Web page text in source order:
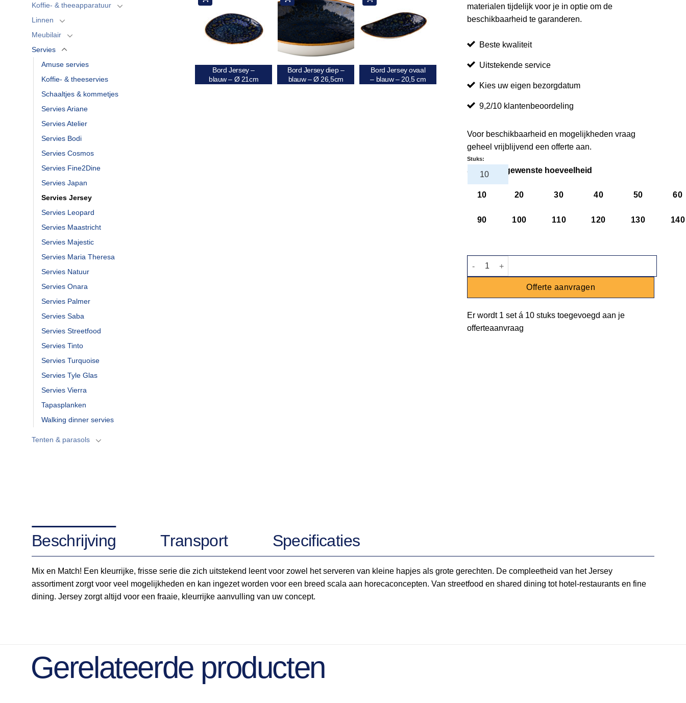
Koffie- & theeapparatuur
Linnen
Meubilair
Servies
Amuse servies
Koffie- & theeservies
Schaaltjes & kommetjes
Servies Ariane
Servies Atelier
Servies Bodi
Servies Cosmos
Servies Fine2Dine
Servies Japan
Servies Jersey
Servies Leopard
Servies Maastricht
Servies Majestic
Servies Maria Theresa
Servies Natuur
Servies Onara
Servies Palmer
Servies Saba
Servies Streetfood
Servies Tinto
Servies Turquoise
Servies Tyle Glas
Servies Vierra
Tapasplanken
Walking dinner servies
Tenten & parasols
Bord Jersey –
blauw – Ø 21cm
Bord Jersey diep –
blauw – Ø 26,5cm
Bord Jersey ovaal
– blauw – 20,5 cm
materialen tijdelijk voor je in optie om de
beschikbaarheid te garanderen.
Beste kwaliteit
Uitstekende service
Kies uw eigen bezorgdatum
9,2/10 klantenbeoordeling
Voor beschikbaarheid en mogelijkheden vraag
geheel vrijblijvend een offerte aan.
Selecteer gewenste hoeveelheid
10 20 30 40 50 60
90 100 110 120 130 140
Stuks:
Kom Jersey - blauw - Ø 13 cm - 600ml aantal
Offerte aanvragen
Er wordt 1 setá 10 stuks toegevoegd aan je
offerteaanvraag
Beschrijving Transport Specificaties
Mix en Match! Een kleurrijke, frisse serie die zich uitstekend leent voor zowel het serveren van kleine hapjes als grote gerechten. De compleetheid van het Jersey
assortiment zorgt voor veel mogelijkheden en kan ingezet worden voor een breed scala aan horecaconcepten. Van streetfood en shared dining tot hotel-restaurants en fine
dining. Jersey zorgt altijd voor een fraaie, kleurrijke aanvulling van uw concept.
Gerelateerde producten